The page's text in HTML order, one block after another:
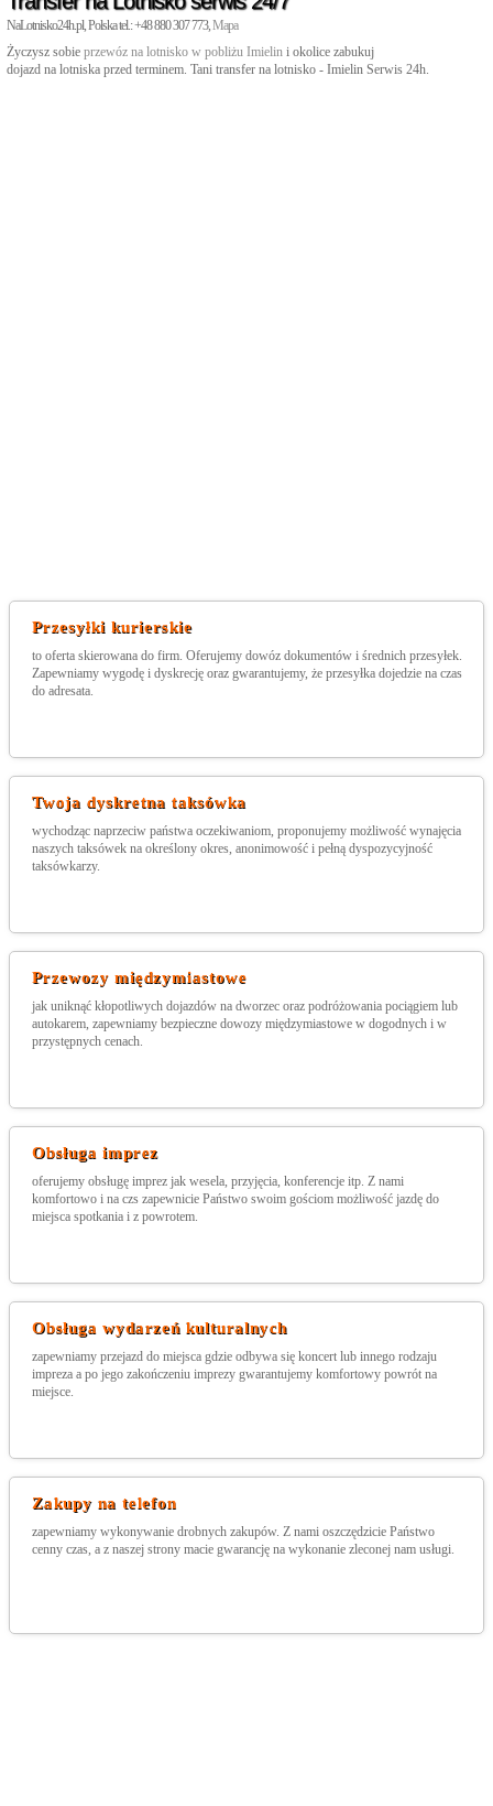
NaLotnisko24h.pl, Polska tel.: +48 880 307 773,Mapa
Życzysz sobie przewóz na lotnisko w pobliżu Imielin i okolice zabukuj
dojazd na lotniska przed terminem. Tani transfer na lotnisko - Imielin Serwis 24h.
Przesyłki kurierskie
to oferta skierowana do firm. Oferujemy dowóz dokumentów i średnich przesyłek.
Zapewniamy wygodę i dyskrecję oraz gwarantujemy, że przesyłka dojedzie na czas
do adresata.
Twoja dyskretna taksówka
wychodząc naprzeciw państwa oczekiwaniom, proponujemy możliwość wynajęcia
naszych taksówek na określony okres, anonimowość i pełną dyspozycyjność
taksówkarzy.
Przewozy międzymiastowe
jak uniknąć kłopotliwych dojazdów na dworzec oraz podróżowania pociągiem lub
autokarem, zapewniamy bezpieczne dowozy międzymiastowe w dogodnych i w
przystępnych cenach.
Obsługa imprez
oferujemy obsługę imprez jak wesela, przyjęcia, konferencje itp. Z nami
komfortowo i na czs zapewnicie Państwo swoim gościom możliwość jazdę do
miejsca spotkania i z powrotem.
Obsługa wydarzeń kulturalnych
zapewniamy przejazd do miejsca gdzie odbywa się koncert lub innego rodzaju
impreza a po jego zakończeniu imprezy gwarantujemy komfortowy powrót na
miejsce.
Zakupy na telefon
zapewniamy wykonywanie drobnych zakupów. Z nami oszczędzicie Państwo
cenny czas, a z naszej strony macie gwarancję na wykonanie zleconej nam usługi.